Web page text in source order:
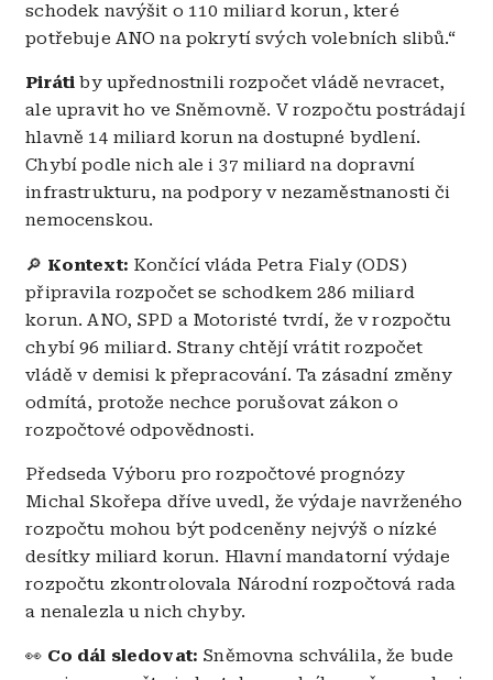
schodek navýšit o 110 miliard korun, které
potřebuje ANO na pokrytí svých volebních slibů.“
Pirátiby upřednostnili rozpočet vládě nevracet,
ale upravit ho ve Sněmovně. V rozpočtu postrádají
hlavně 14 miliard korun na dostupné bydlení.
Chybí podle nich ale i 37 miliard na dopravní
infrastrukturu, na podpory v nezaměstnanosti či
nemocenskou.
🔎 Kontext: Končící vláda Petra Fialy (ODS)
připravila rozpočet se schodkem 286 miliard
korun. ANO, SPD a Motoristé tvrdí, že v rozpočtu
chybí 96 miliard. Strany chtějí vrátit rozpočet
vládě v demisi k přepracování. Ta zásadní změny
odmítá, protože nechce porušovat zákon o
rozpočtové odpovědnosti.
Předseda Výboru pro rozpočtové prognózy
Michal Skořepa dříve uvedl, že výdaje navrženého
rozpočtu mohou být podceněny nejvýš o nízké
desítky miliard korun. Hlavní mandatorní výdaje
rozpočtu zkontrolovala Národní rozpočtová rada
a nenalezla u nich chyby.
👀 Co dál sledovat: Sněmovna schválila, že bude